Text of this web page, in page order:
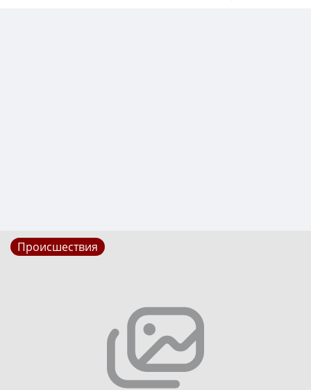
Происшествия